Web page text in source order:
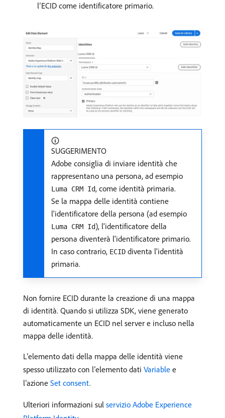
l’ECID come identificatore primario.
SUGGERIMENTO
Adobe consiglia di inviare identità che
rappresentano una persona, ad esempio
Luma CRM Id, come identità primaria.
Se la mappa delle identità contiene
l'identificatore della persona (ad esempio
Luma CRM Id), l'identificatore della
persona diventerà l'identificatore primario.
In caso contrario, ECID diventa l'identità
primaria.
Non fornire ECID durante la creazione di una mappa
di identità. Quando si utilizza SDK, viene generato
automaticamente un ECID nel server e incluso nella
mappa delle identità.
L’elemento dati della mappa delle identità viene
spesso utilizzato con l’elemento dati Variable e
l’azione Set consent.
Ulteriori informazioni sul servizio Adobe Experience